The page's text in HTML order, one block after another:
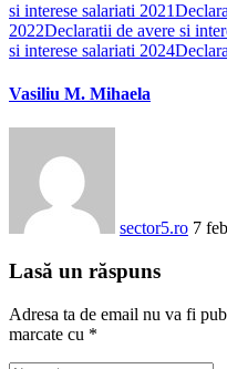
si interese salariati 2021
2022Declaratii de avere si
si interese salariati 2024
Vasiliu M. Mihaela
sector5.ro 7
Lasă un răspuns
Adresa ta de email nu va fi
marcate cu *